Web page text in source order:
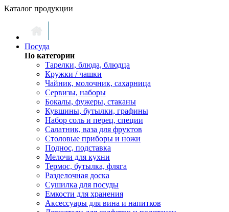
Каталог продукции
Посуда
По категории
Тарелки, блюда, блюдца
Кружки / чашки
Чайник, молочник, сахарница
Сервизы, наборы
Бокалы, фужеры, стаканы
Кувшины, бутылки, графины
Набор соль и перец, специи
Салатник, ваза для фруктов
Столовые приборы и ножи
Поднос, подставка
Мелочи для кухни
Термос, бутылка, фляга
Разделочная доска
Сушилка для посуды
Емкости для хранения
Аксессуары для вина и напитков